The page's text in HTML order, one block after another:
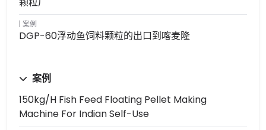
案例
DGP-60浮动鱼饲料颗粒的出口到喀麦隆
案例
150kg/h Fish Feed Floating Pellet Making
Machine For Indian Self-Use